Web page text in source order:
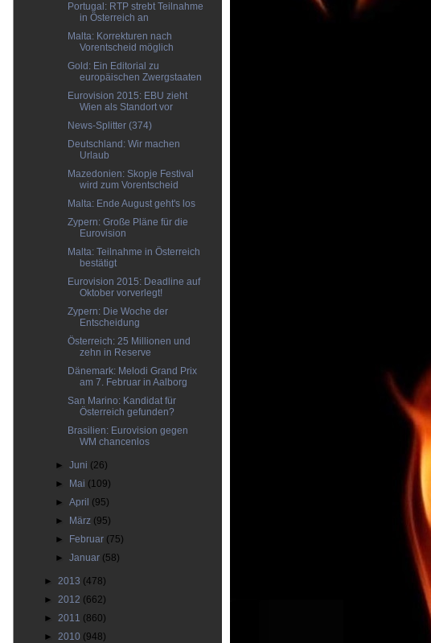
Portugal: RTP strebt Teilnahme
in Österreich an
Malta: Korrekturen nach
Vorentscheid möglich
Gold: Ein Editorial zu
europäischen Zwergstaaten
Eurovision 2015: EBU zieht
Wien als Standort vor
News-Splitter (374)
Deutschland: Wir machen
Urlaub
Mazedonien: Skopje Festival
wird zum Vorentscheid
Malta: Ende August geht's los
Zypern: Große Pläne für die
Eurovision
Malta: Teilnahme in Österreich
bestätigt
Eurovision 2015: Deadline auf
Oktober vorverlegt!
Zypern: Die Woche der
Entscheidung
Österreich: 25 Millionen und
zehn in Reserve
Dänemark: Melodi Grand Prix
am 7. Februar in Aalborg
San Marino: Kandidat für
Österreich gefunden?
Brasilien: Eurovision gegen
WM chancenlos
►Juni (26)
►
Mai (109)
►April (95)
►
März (95)
►
Februar (75)
►Januar (58)
► 2013 (478)
► 2012 (662)
► 2011 (860)
► 2010 (948)